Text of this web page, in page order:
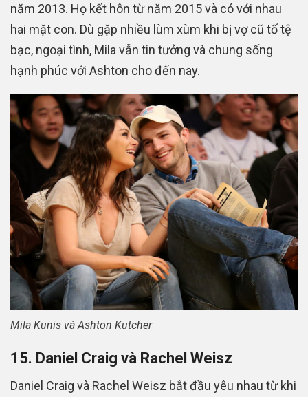
năm 2013. Họ kết hôn từ năm 2015 và có với nhau
hai mặt con. Dù gặp nhiều lùm xùm khi bị vợ cũ tố tệ
bạc, ngoại tình, Mila vẫn tin tưởng và chung sống
hạnh phúc với Ashton cho đến nay.
Mila Kunis và Ashton Kutcher
15. Daniel Craig và Rachel Weisz
Daniel Craig và Rachel Weisz bắt đầu yêu nhau từ khi